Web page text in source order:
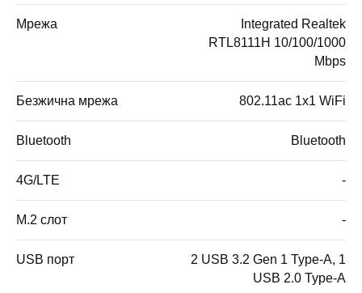
Мрежа
Integrated Realtek
RTL8111H 10/100/1000
Mbps
Безжична мрежа 802.11ac 1x1 WiFi
Bluetooth Bluetooth
4G/LTE -
M.2 слот -
USB порт
2 USB 3.2 Gen 1 Type-A, 1
USB 2.0 Type-A